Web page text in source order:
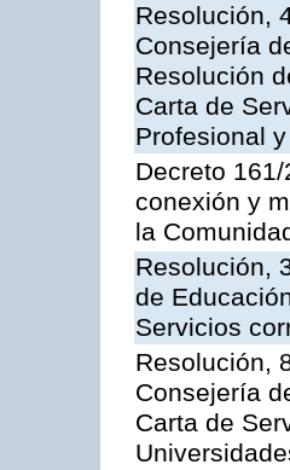
Resolución,
Consejería
Resolución
Carta de
Profesional
Decreto
conexión y
la
Resolución,
de
Servicios
Resolución,
Consejería
Carta de